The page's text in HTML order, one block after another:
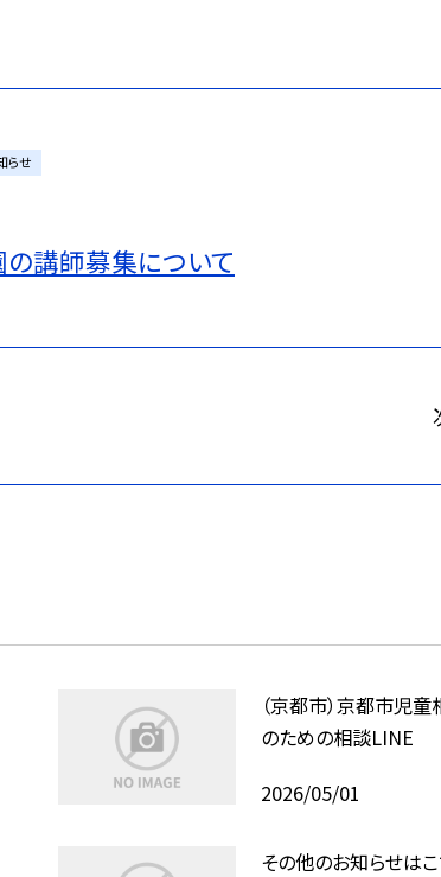
らせ
の講師募集について
（京都市）京都市児
のための相談LINE
2026/05/01
その他のお知らせはこ